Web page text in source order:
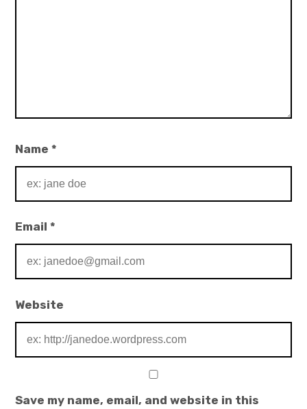
Name*
Email*
Website
Save my name, email, and website in this